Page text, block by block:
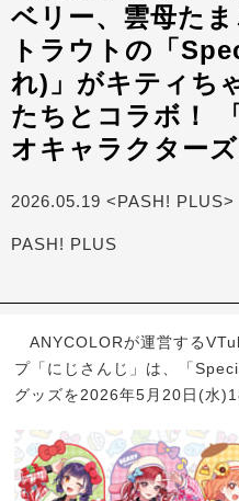
ベリー、雲母た
トラウトの「
れ)」がキティち
たちとコラボ！
オキャラクター
2026.05.19 <PASH! PLUS>
PASH! PLUS
ANYCOLORが運営する
プ「にじさんじ」は、「
グッズを2026年5月20日(水